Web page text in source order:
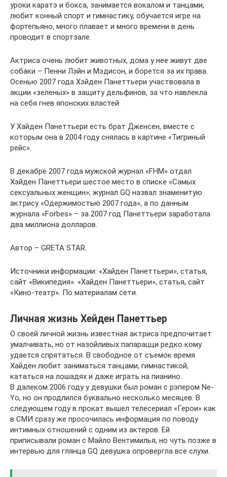
уроки каратэ и бокса, занимается вокалом и танцами,
любит конный спорт и гимнастику, обучается игре на
фортепьяно, много плавает и много времени в день
проводит в спортзале.
Актриса очень любит животных, дома у нее живут две
собаки – Пенни Лэйн и Мэдисон, и борется за их права.
Осенью 2007 года Хэйден Панеттьери участвовала в
акции «зеленых» в защиту дельфинов, за что навлекла
на себя гнев японских властей.
У Хайден Панеттьери есть брат Дженсен, вместе с
которым она в 2004 году снялась в картине «Тигриный
рейс».
В декабре 2007 года мужской журнал «FHM» отдал
Хэйден Панеттьери шестое место в списке «Самых
сексуальных женщин»; журнал GQ назвал знаменитую
актрису «Одержимостью 2007 года», а по данным
журнала «Forbes» – за 2007 год Панеттьери заработала
два миллиона долларов.
Автор – GRETA STAR.
Источники информации: «Хайден Панеттьери», статья,
сайт «Википедия». «Хайден Панеттьери», статья, сайт
«Кино-театр». По материалам сети.
Личная жизнь Хейден Панеттьер
О своей личной жизнь известная актриса предпочитает
умалчивать, но от назойливых папарацци редко кому
удается спрятаться. В свободное от съемок время
Хайден любит заниматься танцами, гимнастикой,
кататься на лошадях и даже играть на пианино.
В далеком 2006 году у девушки был роман с рэпером Ne-
Yo, но он продлился буквально несколько месяцев. В
следующем году в прокат вышел телесериал «Герои» как
в СМИ сразу же просочилась информация по поводу
интимных отношений с одним из актеров. Ей
приписывали роман с Майло Вентимилья, но чуть позже в
интервью для глянца GQ девушка опровергла все слухи.